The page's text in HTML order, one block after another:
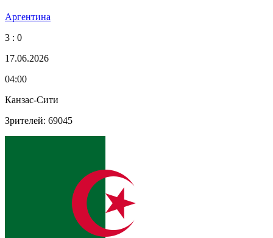
Аргентина
3 : 0
17.06.2026
04:00
Канзас-Сити
Зрителей: 69045